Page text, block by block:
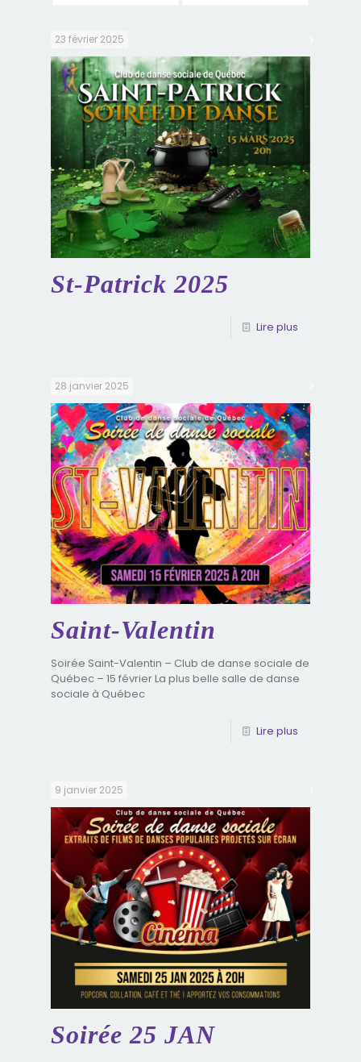
23 février 2025
St-Patrick 2025
Lire plus
28 janvier 2025
Saint-Valentin
Soirée Saint-Valentin – Club de danse sociale de
Québec – 15 février La plus belle salle de danse
sociale à Québec
Lire plus
9 janvier 2025
Soirée 25 JAN